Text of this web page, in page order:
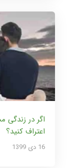
اگر در
اعتراف کنید؟
16 دی 1399